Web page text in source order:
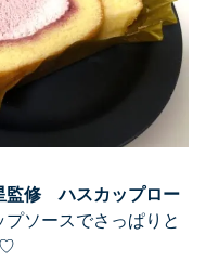
監修 ハスカップロー
ソースでさっぱりと
♡